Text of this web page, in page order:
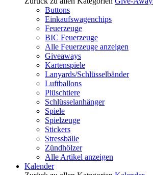
Buttons
Einkaufswagenchips
Feuerzeuge
BIC Feuerzeuge
Alle Feuerzeuge anzeigen
Giveaways
Kartenspiele
Lanyards/Schlüsselbänder
Luftballons
Plüschtiere
Schlüsselanhänger
Spiele
Spielzeuge
Stickers
Stressbälle
Zündhölzer
Alle Artikel anzeigen
Kalender